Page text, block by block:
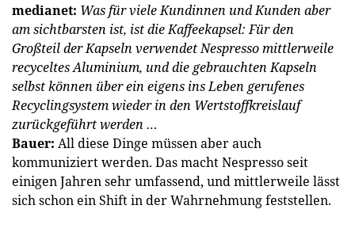
medianet: Was für viele Kundinnen und Kunden aber
am sichtbarsten ist, ist die Kaffeekapsel: Für den
Großteil der Kapseln verwendet Nespresso mittlerweile
recyceltes Aluminium, und die gebrauchten Kapseln
selbst können über ein eigens ins Leben gerufenes
Recyclingsystem wieder in den Wertstoffkreislauf
zurückgeführt werden …
Bauer: All diese Dinge müssen aber auch
kommuniziert werden. Das macht Nespresso seit
einigen Jahren sehr umfassend, und mittlerweile lässt
sich schon ein Shift in der Wahrnehmung feststellen.